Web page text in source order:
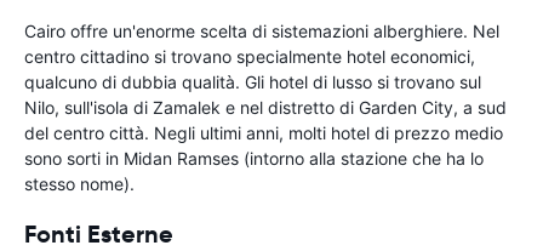
Cairo offre un'enorme scelta di sistemazioni alberghiere. Nel
centro cittadino si trovano specialmente hotel economici,
qualcuno di dubbia qualità. Gli hotel di lusso si trovano sul
Nilo, sull'isola di Zamalek e nel distretto di Garden City, a sud
del centro città. Negli ultimi anni, molti hotel di prezzo medio
sono sorti in Midan Ramses (intorno alla stazione che ha lo
stesso nome).
Fonti Esterne